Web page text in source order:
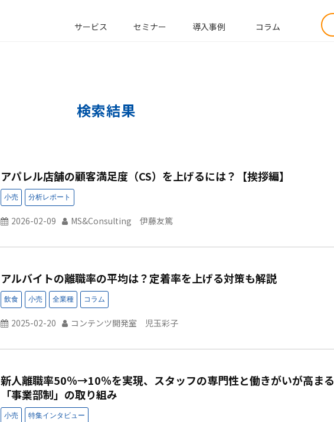
サービス セミナー 導入事例 コラム
検索結果
アパレル店舗の顧客満足度（CS）を上げるには？【挨拶編】
2026-02-09 MS&Consulting 伊藤友篤
アルバイトの離職率の平均は？定着率を上げる対策も解説
2025-02-20 コンテンツ開発室 児玉彩子
新人離職率50％→10％を実現、スタッフの専門性と働きがいが高まる
「事業部制」の取り組み